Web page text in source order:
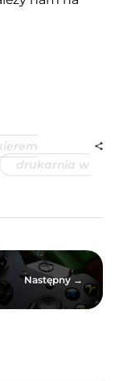
drukarnia w
Następny